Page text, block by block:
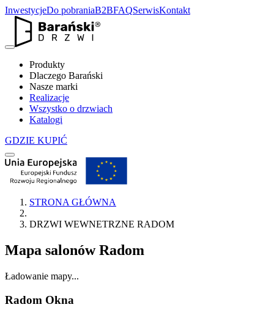
InwestycjeDo pobraniaB2BFAQSerwisKontakt
Produkty
Dlaczego Barański
Nasze marki
Realizacje
Wszystko o drzwiach
Katalogi
GDZIE KUPIĆ
STRONA GŁÓWNA
DRZWI WEWNETRZNE RADOM
Mapa salonówRadom
Ładowanie mapy...
Radom Okna